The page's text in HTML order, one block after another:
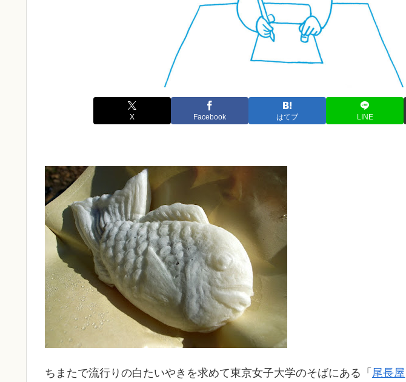
X Facebook はてブ LINE
ちまたで流行りの白たいやきを求めて東京女子大学のそばにある「 尾長屋